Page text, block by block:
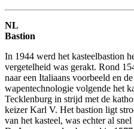
NL
Bastion
In 1944 werd het kasteelbastion
vergetelheid was gerakt. Rond
naar een Italiaans voorbeeld en
wapentechnologie volgende het
Tecklenburg in strijd met de
keizer Karl V. Het bastion ligt
van het kasteel, was echter al